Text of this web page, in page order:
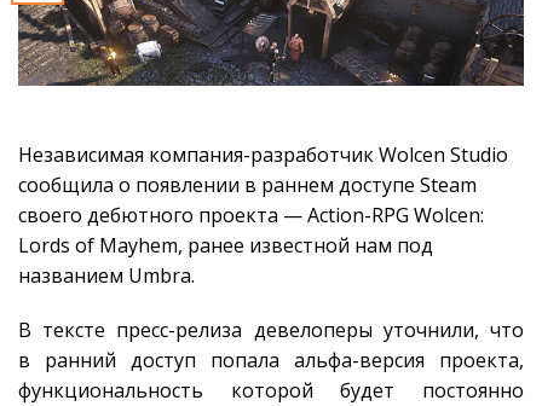
Независимая компания-разработчик Wolcen Studio
сообщила о появлении в раннем доступе Steam
своего дебютного проекта — Action-RPG Wolcen:
Lords of Mayhem, ранее известной нам под
названием Umbra.
В тексте пресс-релиза девелоперы уточнили, что
в ранний доступ попала альфа-версия проекта,
функциональность которой будет постоянно